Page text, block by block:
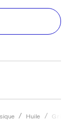
Huile